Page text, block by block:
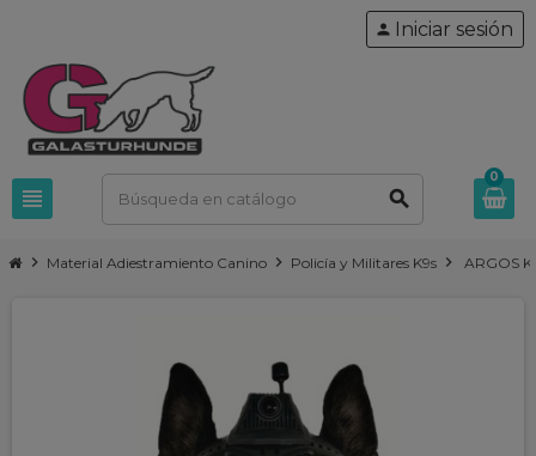
view_headline search
person Iniciar sesión
0
chevron_right Material Adiestramiento Canino chevron_right Policía y Militares K9s chevron_right ARGOS